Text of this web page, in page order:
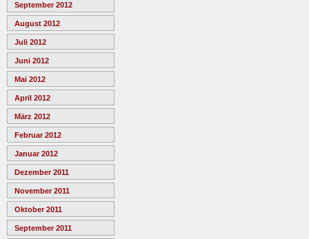
September 2012
August 2012
Juli 2012
Juni 2012
Mai 2012
April 2012
März 2012
Februar 2012
Januar 2012
Dezember 2011
November 2011
Oktober 2011
September 2011